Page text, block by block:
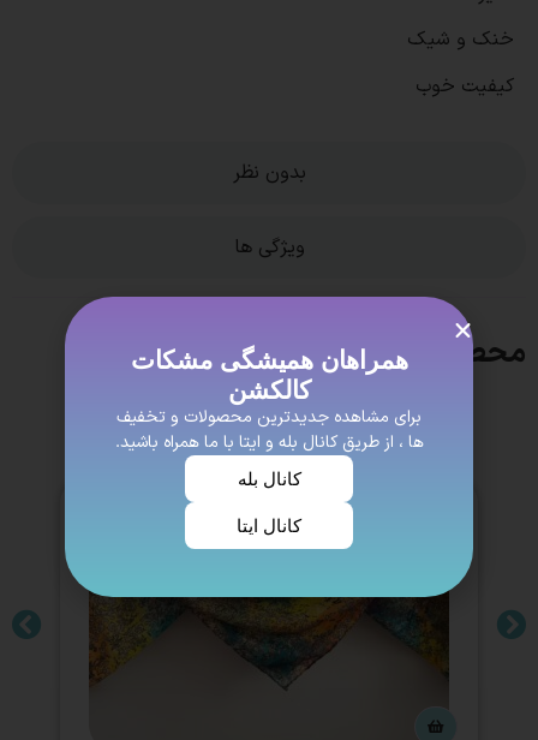
بدون نظر
ویژگی ها
خنک و شیک
کیفیت خوب
محصولات مشابههمراهان همیشگی مشکات
کالکشن
برای مشاهده جدیدترین محصولات و تخفیف
ها ، از طریق کانال بله و ایتا با ما همراه باشید.
کانال بله
کانال ایتا